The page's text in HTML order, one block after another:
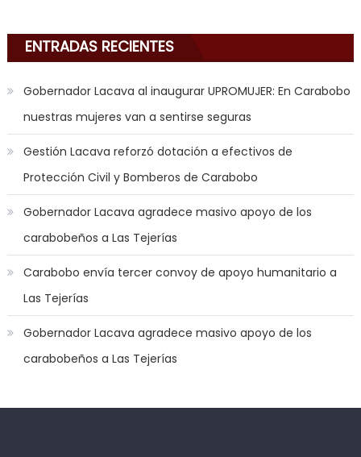
am
in
mood
jerk
game
with
nana
gets
ENTRADAS RECIENTES
Gobernador Lacava al inaugurar UPROMUJER: En Carabobo
nuestras mujeres van a sentirse seguras
Gestión Lacava reforzó dotación a efectivos de
Protección Civil y Bomberos de Carabobo
Gobernador Lacava agradece masivo apoyo de los
carabobeños a Las Tejerías
Carabobo envía tercer convoy de apoyo humanitario a
Las Tejerías
Gobernador Lacava agradece masivo apoyo de los
carabobeños a Las Tejerías